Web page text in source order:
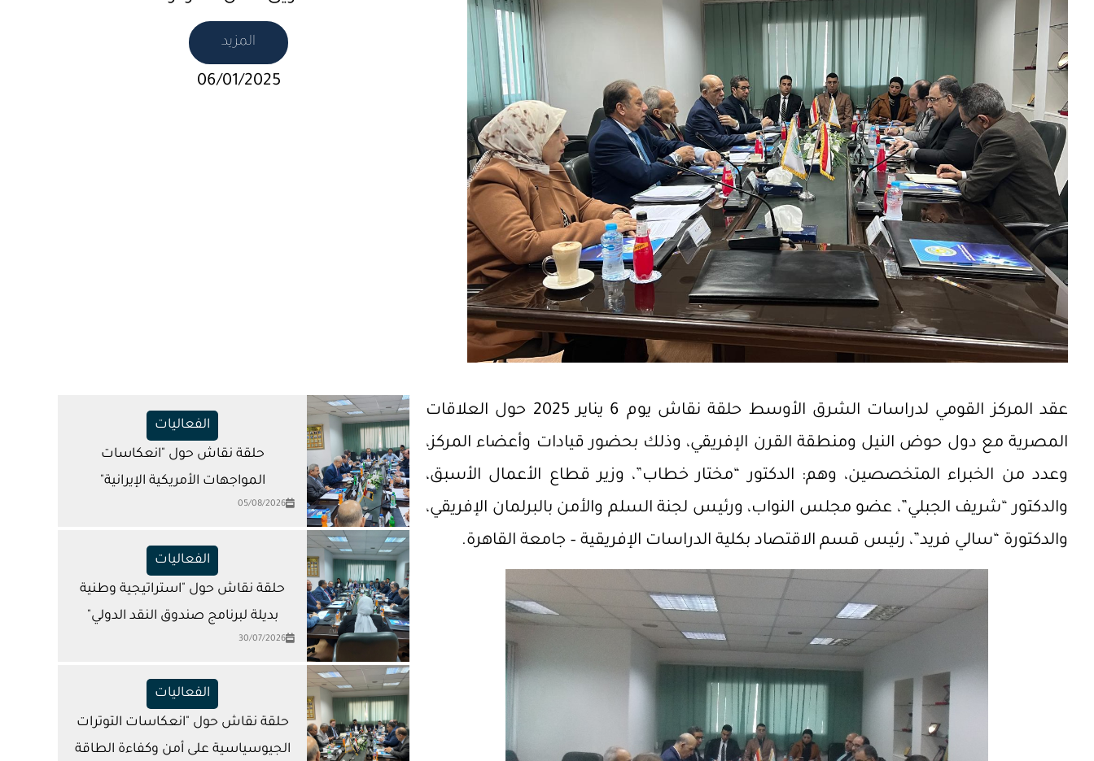
المزيد
06/01/2025
عقد المركز القومي لدراسات الشرق الأوسط حلقة نقاش يوم 6 يناير 2025 حول العلاقات
المصرية مع دول حوض النيل ومنطقة القرن الإفريقي، وذلك بحضور قيادات وأعضاء المركز،
وعدد من الخبراء المتخصصين، وهم: الدكتور “مختار خطاب”، وزير قطاع الأعمال الأسبق،
والدكتور “شريف الجبلي”، عضو مجلس النواب، ورئيس لجنة السلم والأمن بالبرلمان الإفريقي،
والدكتورة “سالي فريد”، رئيس قسم الاقتصاد بكلية الدراسات الإفريقية – جامعة القاهرة.
الفعاليات
حلقة نقاش حول "انعكاسات
المواجهات الأمريكية الإيرانية"
05/08/2026
الفعاليات
حلقة نقاش حول "استراتيجية وطنية
بديلة لبرنامج صندوق النقد الدولي"
30/07/2026
الفعاليات
حلقة نقاش حول "انعكاسات التوترات
الجيوسياسية على أمن وكفاءة الطاقة